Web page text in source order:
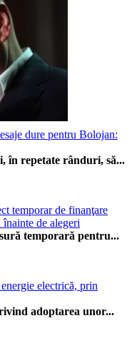
dure pentru Bolojan:
în repetate rânduri, să...
temporar de finanţare
de alegeri
temporară pentru...
electrică, prin
adoptarea unor...